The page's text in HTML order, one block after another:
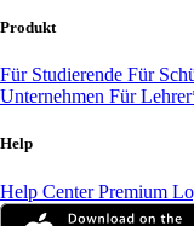
Produkt
Für Studierende Für
Unternehmen Für
Help
Help CenterPremium